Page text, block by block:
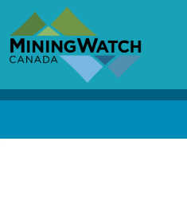
main
content